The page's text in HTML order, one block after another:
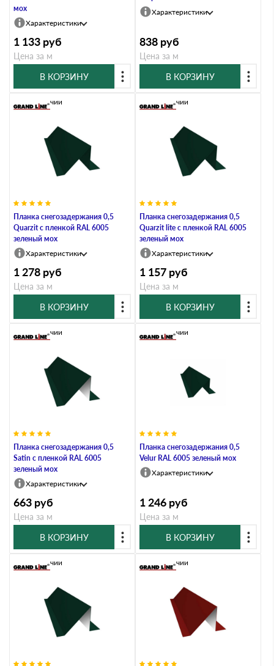
мох
Характеристики
1 133 руб
Цена за м
В КОРЗИНУ
Характеристики
838 руб
Цена за м
В КОРЗИНУ
Планка снегозадержания 0,5
Quarzit с пленкой RAL 6005
зеленый мох
В наличии
Характеристики
1 278 руб
Цена за м
В КОРЗИНУ
Планка снегозадержания 0,5
Quarzit lite с пленкой RAL 6005
зеленый мох
В наличии
Характеристики
1 157 руб
Цена за м
В КОРЗИНУ
Планка снегозадержания 0,5
Satin с пленкой RAL 6005
зеленый мох
В наличии
Характеристики
663 руб
Цена за м
В КОРЗИНУ
Планка снегозадержания 0,5
Velur RAL 6005 зеленый мох
В наличии
Характеристики
1 246 руб
Цена за м
В КОРЗИНУ
В наличии В наличии